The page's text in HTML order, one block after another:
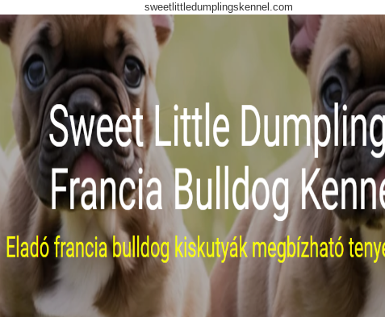
sweetlittledumplingskennel.com